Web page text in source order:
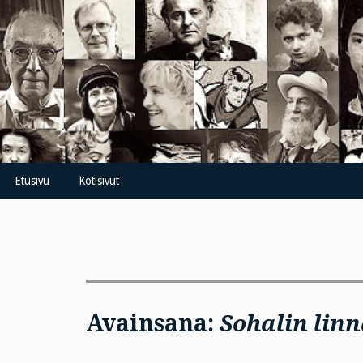
Skip
to
content
Etusivu Kotisivut
Avainsana: Sohalin